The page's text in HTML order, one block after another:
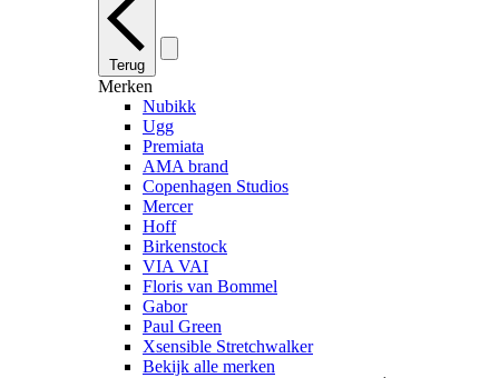
Terug
Merken
Nubikk
Ugg
Premiata
AMA brand
Copenhagen Studios
Mercer
Hoff
Birkenstock
VIA VAI
Floris van Bommel
Gabor
Paul Green
Xsensible Stretchwalker
Bekijk alle merken